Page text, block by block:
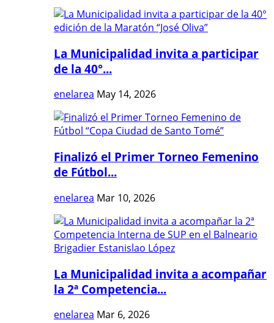
La Municipalidad invita a participar
de la 40°...
enelarea May 14, 2026
Finalizó el Primer Torneo Femenino
de Fútbol...
enelarea Mar 10, 2026
La Municipalidad invita a acompañar
la 2ª Competencia...
enelarea Mar 6, 2026